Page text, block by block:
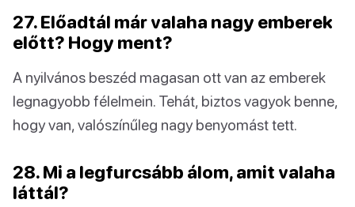
27. Előadtál már valaha nagy emberek
előtt? Hogy ment?
A nyilvános beszéd magasan ott van az emberek
legnagyobb félelmein. Tehát, biztos vagyok benne,
hogy van, valószínűleg nagy benyomást tett.
28. Mi a legfurcsább álom, amit valaha
láttál?